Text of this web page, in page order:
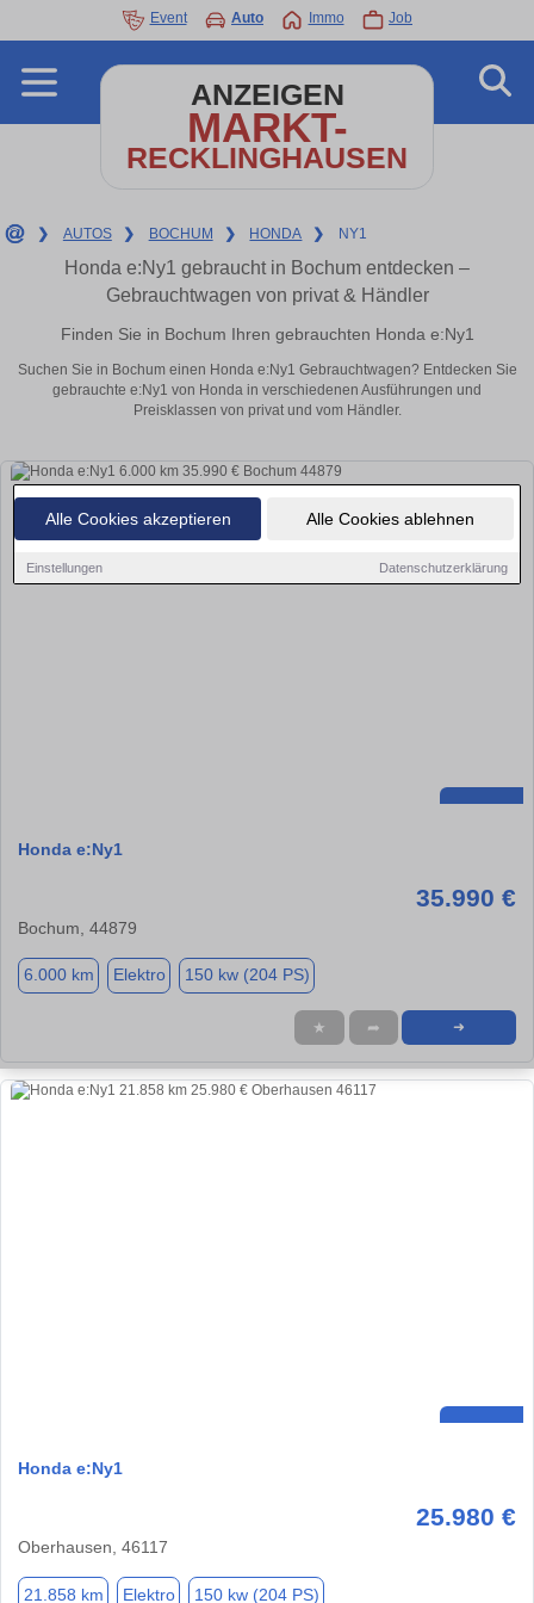
Alle Cookies akzeptieren Alle Cookies ablehnen
Einstellungen Datenschutzerklärung
Event Auto Immo Job
ANZEIGEN
MARKT-
RECKLINGHAUSEN
❯ AUTOS ❯ BOCHUM ❯ HONDA ❯ NY1
Honda e:Ny1 gebraucht in Bochum entdecken –
Gebrauchtwagen von privat & Händler
Finden Sie in Bochum Ihren gebrauchten Honda e:Ny1
Suchen Sie in Bochum einen Honda e:Ny1 Gebrauchtwagen? Entdecken Sie
gebrauchte e:Ny1 von Honda in verschiedenen Ausführungen und
Preisklassen von privat und vom Händler.
Honda e:Ny1
35.990 €
Bochum, 44879
6.000 km Elektro 150 kw (204 PS)
★ ➦ ➜
Honda e:Ny1
25.980 €
Oberhausen, 46117
21.858 km Elektro 150 kw (204 PS)